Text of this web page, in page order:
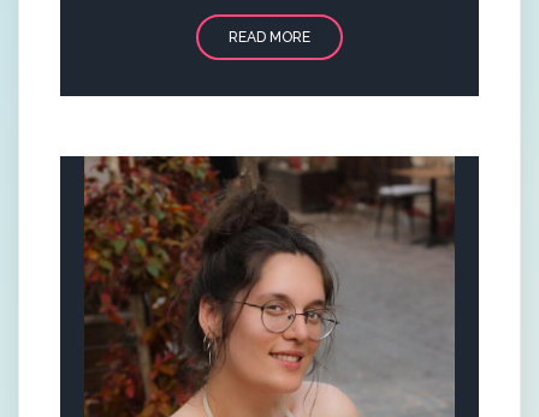
READ MORE